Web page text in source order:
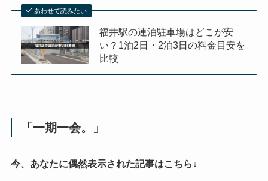
あわせて読みたい
福井駅の連泊駐車場はどこが安
い？1泊2日・2泊3日の料金目安を
比較
「一期一会。」
今、あなたに偶然表示された記事はこちら↓